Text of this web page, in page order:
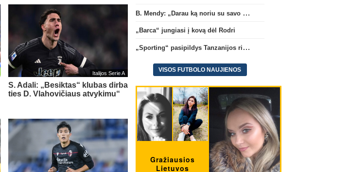
Italijos Serie A
S. Adali: „Besiktas“ klubas dirba
ties D. Vlahovičiaus atvykimu“
B. Mendy: „Darau ką noriu su savo pasaulio čempionato titulu“
„Barca“ jungiasi į kovą dėl Rodri
„Sporting“ pasipildys Tanzanijos rinktinės krašto saugu
VISOS FUTBOLO NAUJIENOS